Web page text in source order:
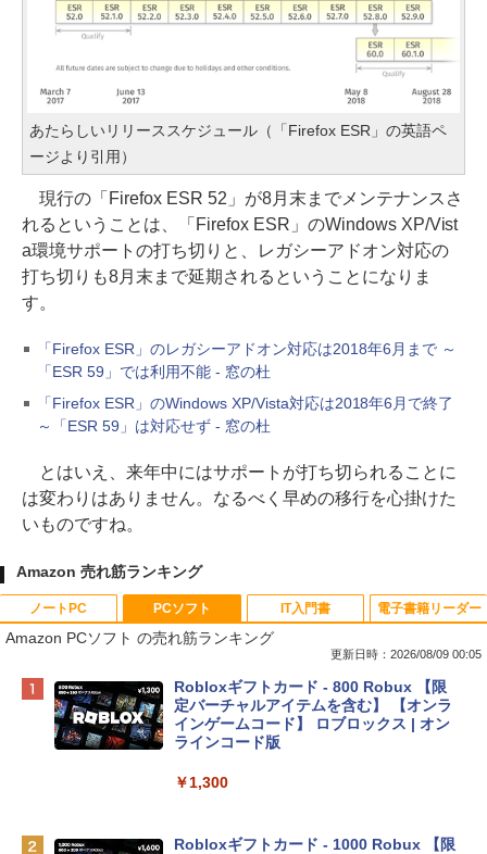
あたらしいリリーススケジュール（「Firefox ESR」の英語ペ
ージより引用）
現行の「Firefox ESR 52」が8月末までメンテナンスさ
れるということは、「Firefox ESR」のWindows XP/Vist
a環境サポートの打ち切りと、レガシーアドオン対応の
打ち切りも8月末まで延期されるということになりま
す。
「Firefox ESR」のレガシーアドオン対応は2018年6月まで ～
「ESR 59」では利用不能 - 窓の杜
「Firefox ESR」のWindows XP/Vista対応は2018年6月で終了
～「ESR 59」は対応せず - 窓の杜
とはいえ、来年中にはサポートが打ち切られることに
は変わりはありません。なるべく早めの移行を心掛けた
いものですね。
Amazon 売れ筋ランキング
ノートPC
Apple 2026 MacBook Neo A18 Proチッ
プ搭載13インチノートブック：AIとAppl
e Intelligenceのために設計、Liquid Ret
inaディスプレイ、8GBユニファイドメモ
eTime HDカメラ、Touch ID - インディ
￥137,800
PCソフト
Amazon PCソフト の売れ筋ランキング
更新日時：2026/08/09 00:05
Robloxギフトカード - 800 Robux 【限
定バーチャルアイテムを含む】 【オンラ
インゲームコード】 ロブロックス | オン
ラインコード版
￥1,300
Robloxギフトカード - 1000 Robux 【限
IT入門書 電子書籍リーダー